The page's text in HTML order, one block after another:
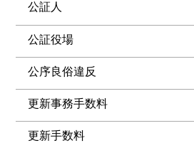
公証人
公証役場
公序良俗違反
更新事務手数料
更新手数料